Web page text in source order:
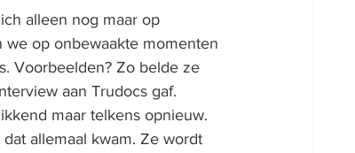
alleen nog maar op
we op onbewaakte momenten
Voorbeelden? Zo belde ze
aan Trudocs gaf.
maar telkens opnieuw.
allemaal kwam. Ze wordt